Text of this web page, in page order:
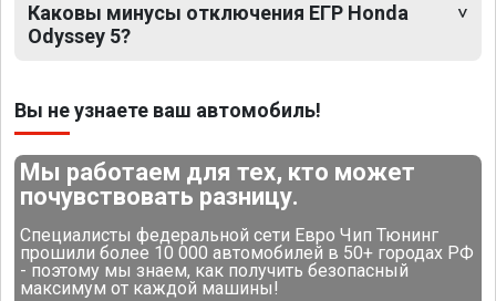
Каковы минусы отключения ЕГР Honda
Odyssey 5?
Вы не узнаете ваш автомобиль!
Мы работаем для тех, кто может
почувствовать разницу.
Специалисты федеральной сети Евро Чип Тюнинг
прошили более 10 000 автомобилей в 50+ городах РФ
- поэтому мы знаем, как получить безопасный
максимум от каждой машины!